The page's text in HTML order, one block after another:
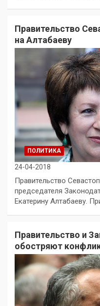
Правительство
на Алтабаеву
ПОЛИТИКА
24-04-2018
Правительство
председателя
Екатерину Алтабаеву.
Правительство и
обостряют